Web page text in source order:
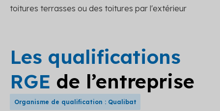
toitures terrasses ou des toitures par l'extérieur
Les qualifications
RGE de l’entreprise
Organisme de qualification : Qualibat